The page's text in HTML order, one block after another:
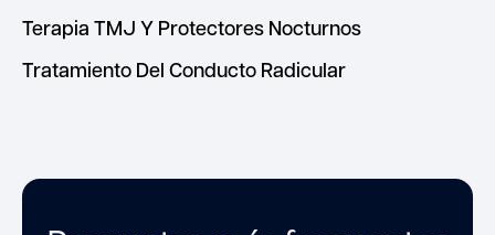
Terapia TMJ Y Protectores Nocturnos
Tratamiento Del Conducto Radicular